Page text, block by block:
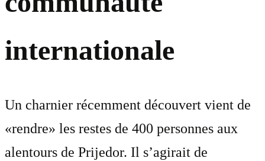
internationale
Un charnier récemment découvert vient de
«rendre» les restes de 400 personnes aux
alentours de Prijedor. Il s’agirait de